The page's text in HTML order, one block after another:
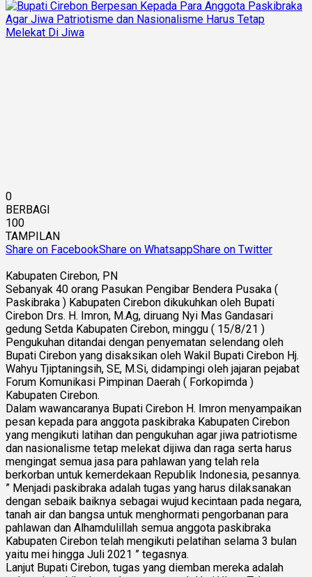
0
BERBAGI
100
TAMPILAN
Share on FacebookShare on WhatsappShare on Twitter
Kabupaten Cirebon, PN
Sebanyak 40 orang Pasukan Pengibar Bendera Pusaka (
Paskibraka ) Kabupaten Cirebon dikukuhkan oleh Bupati
Cirebon Drs. H. Imron, M.Ag, diruang Nyi Mas Gandasari
gedung Setda Kabupaten Cirebon, minggu ( 15/8/21 )
Pengukuhan ditandai dengan penyematan selendang oleh
Bupati Cirebon yang disaksikan oleh Wakil Bupati Cirebon Hj.
Wahyu Tjiptaningsih, SE, M.Si, didampingi oleh jajaran pejabat
Forum Komunikasi Pimpinan Daerah ( Forkopimda )
Kabupaten Cirebon.
Dalam wawancaranya Bupati Cirebon H. Imron menyampaikan
pesan kepada para anggota paskibraka Kabupaten Cirebon
yang mengikuti latihan dan pengukuhan agar jiwa patriotisme
dan nasionalisme tetap melekat dijiwa dan raga serta harus
mengingat semua jasa para pahlawan yang telah rela
berkorban untuk kemerdekaan Republik Indonesia, pesannya.
” Menjadi paskibraka adalah tugas yang harus dilaksanakan
dengan sebaik baiknya sebagai wujud kecintaan pada negara,
tanah air dan bangsa untuk menghormati pengorbanan para
pahlawan dan Alhamdulillah semua anggota paskibraka
Kabupaten Cirebon telah mengikuti pelatihan selama 3 bulan
yaitu mei hingga Juli 2021 ” tegasnya.
Lanjut Bupati Cirebon, tugas yang diemban mereka adalah